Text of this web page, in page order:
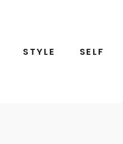
STYLE SELF